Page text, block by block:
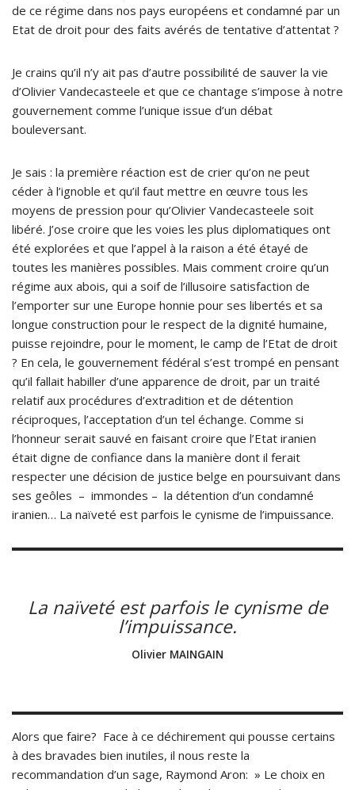
de ce régime dans nos pays européens et condamné par un
Etat de droit pour des faits avérés de tentative d’attentat ?
Je crains qu’il n’y ait pas d’autre possibilité de sauver la vie
d’Olivier Vandecasteele et que ce chantage s’impose à notre
gouvernement comme l’unique issue d’un débat
bouleversant.
Je sais : la première réaction est de crier qu’on ne peut
céder à l’ignoble et qu’il faut mettre en œuvre tous les
moyens de pression pour qu’Olivier Vandecasteele soit
libéré. J’ose croire que les voies les plus diplomatiques ont
été explorées et que l’appel à la raison a été étayé de
toutes les manières possibles. Mais comment croire qu’un
régime aux abois, qui a soif de l’illusoire satisfaction de
l’emporter sur une Europe honnie pour ses libertés et sa
longue construction pour le respect de la dignité humaine,
puisse rejoindre, pour le moment, le camp de l’Etat de droit
? En cela, le gouvernement fédéral s’est trompé en pensant
qu’il fallait habiller d’une apparence de droit, par un traité
relatif aux procédures d’extradition et de détention
réciproques, l’acceptation d’un tel échange. Comme si
l’honneur serait sauvé en faisant croire que l’Etat iranien
était digne de confiance dans la manière dont il ferait
respecter une décision de justice belge en poursuivant dans
ses geôles – immondes – la détention d’un condamné
iranien… La naïveté est parfois le cynisme de l’impuissance.
La naïveté est parfois le cynisme de
l’impuissance.
Olivier MAINGAIN
Alors que faire? Face à ce déchirement qui pousse certains
à des bravades bien inutiles, il nous reste la
recommandation d’un sage, Raymond Aron: » Le choix en